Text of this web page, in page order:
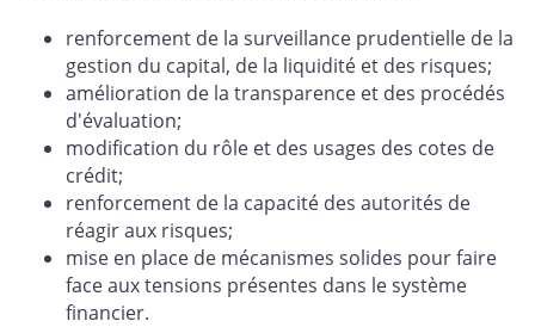
renforcement de la surveillance prudentielle de la
gestion du capital, de la liquidité et des risques;
amélioration de la transparence et des procédés
d'évaluation;
modification du rôle et des usages des cotes de
crédit;
renforcement de la capacité des autorités de
réagir aux risques;
mise en place de mécanismes solides pour faire
face aux tensions présentes dans le système
financier.